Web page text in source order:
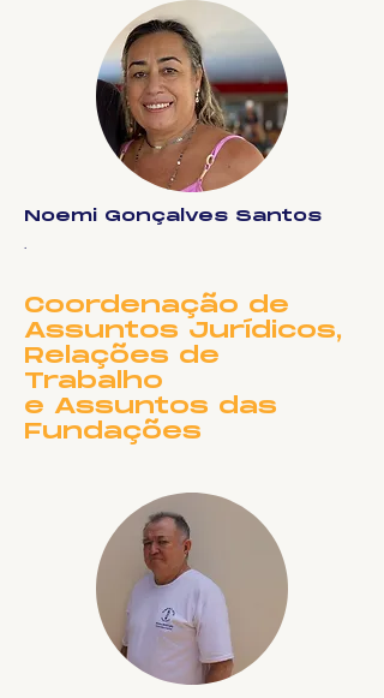
Noemi Gonçalves Santos
.
Coordenação de
Assuntos Jurídicos,
Relações de
Trabalho
e Assuntos das
Fundações